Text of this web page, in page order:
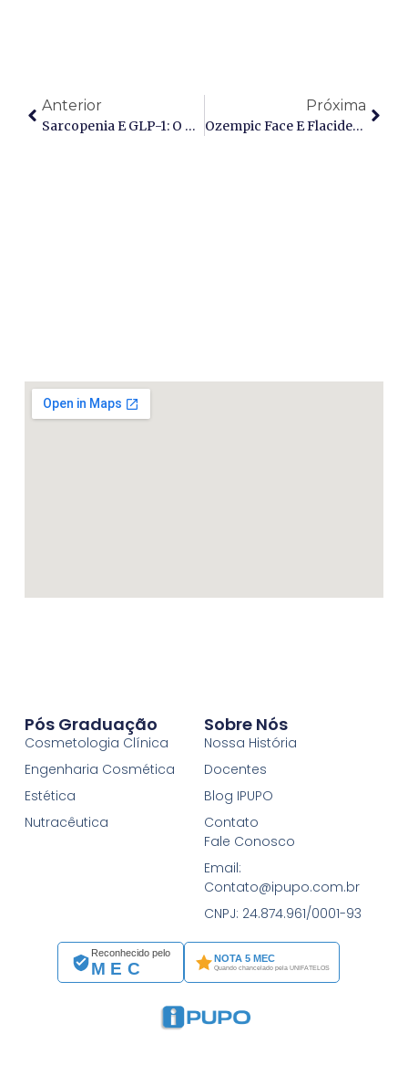
Anterior
Sarcopenia E GLP-1: O Guia Definitivo Para O Emagrecimento De Alta Performance Com Preservação Da Massa Muscular
Próxima
Ozempic Face E Flacidez: Como Tratar A Perda De Sustentação Dérmica E O Envelhecimento Cutâneo Precoce
Reconhecido pelo
MEC
NOTA 5 MEC
Quando chancelado pela UNIFATELOS
Pós Graduação
Cosmetologia Clínica
Engenharia Cosmética
Estética
Nutracêutica
Sobre Nós
Nossa História
Docentes
Blog IPUPO
Contato
Fale Conosco
Email:
Contato@ipupo.com.br
CNPJ: 24.874.961/0001-93